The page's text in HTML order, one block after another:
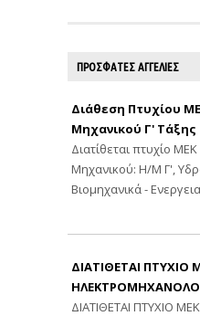
ΠΡΟΣΦΑΤΕΣ ΑΓΓΕΛΙΕΣ
Διάθεση Πτυχίου
Μηχανικού Γ' Τάξης
Διατίθεται πτυχίο
Μηχανικού: Η/Μ Γ',
Βιομηχανικά -
ΔΙΑΤΙΘΕΤΑΙ ΠΤΥΧΙΟ
ΔΙΑΤΙΘΕΤΑΙ ΠΤΥΧΙΟ